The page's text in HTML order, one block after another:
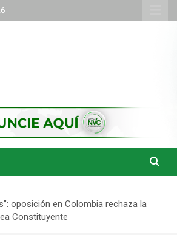
oposición en Colombia rechaza la
Constituyente